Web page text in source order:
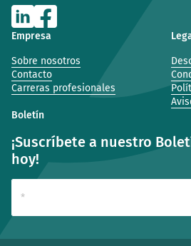
Empresa
Sobre nosotros
Contacto
Carreras profesionales
Boletín
¡Suscríbete a nuestro
hoy!